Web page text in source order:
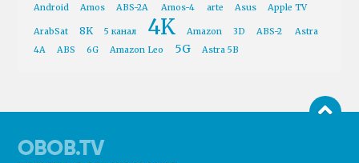
Android Amos ABS-2A Amos-4 arte Asus Apple TV
ArabSat 8K 5 канал 4K Amazon 3D ABS-2
Astra
4A
ABS 6G Amazon Leo 5G Astra 5B